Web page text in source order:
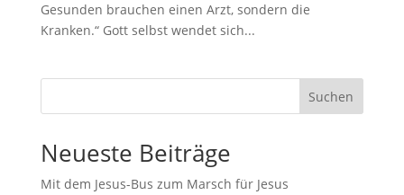
Gesunden brauchen einen Arzt, sondern die
Kranken.“ Gott selbst wendet sich...
Suchen
Neueste Beiträge
Mit dem Jesus-Bus zum Marsch für Jesus